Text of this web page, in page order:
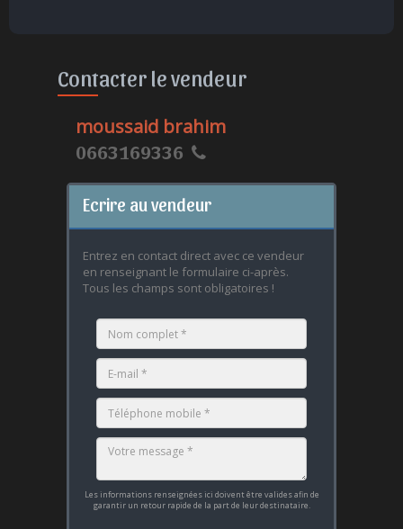
Contacter le vendeur
moussaid brahim
0663169336
Ecrire au vendeur
Entrez en contact direct avec ce vendeur
en renseignant le formulaire ci-après.
Tous les champs sont obligatoires !
Les informations renseignées ici doivent être valides afin de
garantir un retour rapide de la part de leur destinataire.